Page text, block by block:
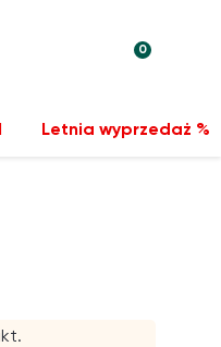
0
Letnia wyprzedaż %